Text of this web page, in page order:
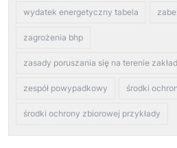
wydatek energetyczny tabela
zagrożenia bhp
zasady poruszania się na terenie
zespół powypadkowy środki
środki ochrony zbiorowej przykłady